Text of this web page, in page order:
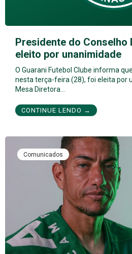
Presidente do Conselho
eleito por unanimidade
O Guarani Futebol Clube informa
nesta terça-feira (28), foi eleita por
Mesa Diretora…
CONTINUE LENDO →
Comunicados